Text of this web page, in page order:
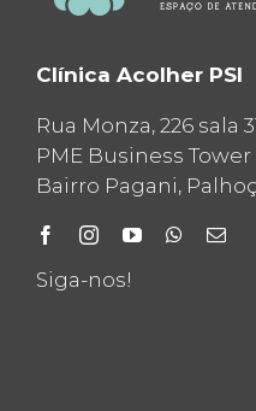
Clínica Acolher PSI
Rua Monza, 226 sala
PME Business Tower
Bairro Pagani,
Siga-nos!